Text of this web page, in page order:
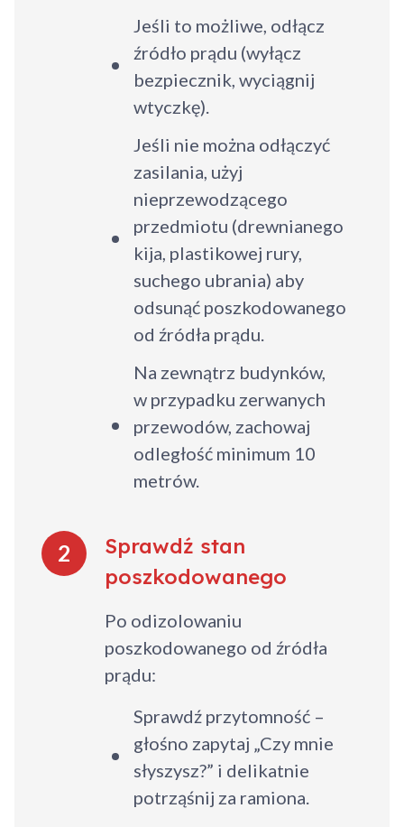
Jeśli to możliwe, odłącz
źródło prądu (wyłącz
bezpiecznik, wyciągnij
wtyczkę).
Jeśli nie można odłączyć
zasilania, użyj
nieprzewodzącego
przedmiotu (drewnianego
kija, plastikowej rury,
suchego ubrania) aby
odsunąć poszkodowanego
od źródła prądu.
Na zewnątrz budynków,
w przypadku zerwanych
przewodów, zachowaj
odległość minimum 10
metrów.
2
Sprawdź stan
poszkodowanego
Po odizolowaniu
poszkodowanego od źródła
prądu:
Sprawdź przytomność –
głośno zapytaj „Czy mnie
słyszysz?” i delikatnie
potrząśnij za ramiona.